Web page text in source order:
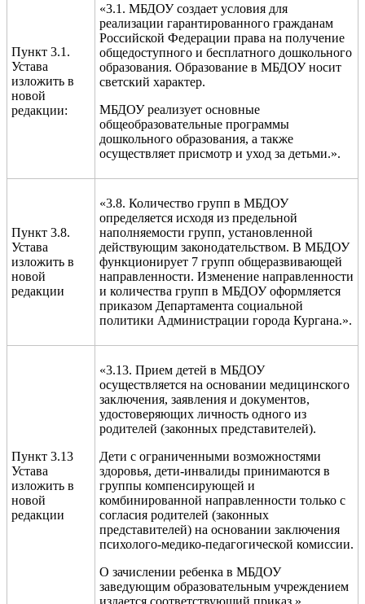
Пункт 3.1.
Устава
изложить в
новой
редакции:
«3.1. МБДОУ создает условия для
реализации гарантированного гражданам
Российской Федерации права на получение
общедоступного и бесплатного дошкольного
образования. Образование в МБДОУ носит
светский характер.
МБДОУ реализует основные
общеобразовательные программы
дошкольного образования, а также
осуществляет присмотр и уход за детьми.».
Пункт 3.8.
Устава
изложить в
новой
редакции
«3.8. Количество групп в МБДОУ
определяется исходя из предельной
наполняемости групп, установленной
действующим законодательством. В МБДОУ
функционирует 7 групп общеразвивающей
направленности. Изменение направленности
и количества групп в МБДОУ оформляется
приказом Департамента социальной
политики Администрации города Кургана.».
Пункт 3.13
Устава
изложить в
новой
редакции
«3.13. Прием детей в МБДОУ
осуществляется на основании медицинского
заключения, заявления и документов,
удостоверяющих личность одного из
родителей (законных представителей).
Дети с ограниченными возможностями
здоровья, дети-инвалиды принимаются в
группы компенсирующей и
комбинированной направленности только с
согласия родителей (законных
представителей) на основании заключения
психолого-медико-педагогической комиссии.
О зачислении ребенка в МБДОУ
заведующим образовательным учреждением
издается соответствующий приказ.».